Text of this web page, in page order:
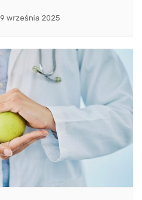
9 września 2025